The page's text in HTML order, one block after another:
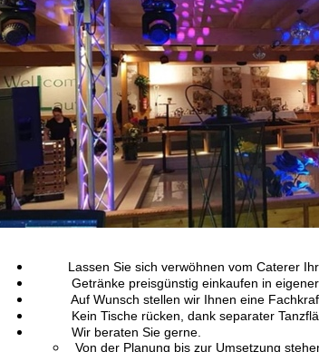
Lassen Sie sich verwöhnen vom Caterer
Getränke preisgünstig einkaufen in eigener
Auf Wunsch stellen wir Ihnen eine Fachkraft
Kein Tische rücken, dank separater
Wir beraten Sie gerne.
Von der Planung bis zur Umsetzung